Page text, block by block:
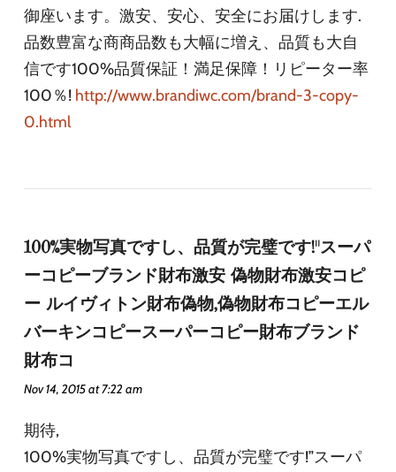
御座います。激安、安心、安全にお届けします.
品数豊富な商商品数も大幅に増え、品質も大自
信です100%品質保証！満足保障！リピーター率
100％! http://www.brandiwc.com/brand-3-copy-
0.html
100%実物写真ですし、品質が完璧です!"スーパ
ーコピーブランド財布激安 偽物財布激安コピ
ー ルイヴィトン財布偽物,偽物財布コピーエル
バーキンコピースーパーコピー財布ブランド
財布コ
Nov 14, 2015 at 7:22 am
期待,
100%実物写真ですし、品質が完璧です!”スーパ